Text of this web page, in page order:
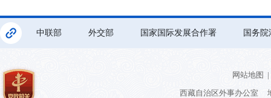
中联部 外交部 国家国际发展合作署 国务
网站地图 |
西藏自治区外事办公室